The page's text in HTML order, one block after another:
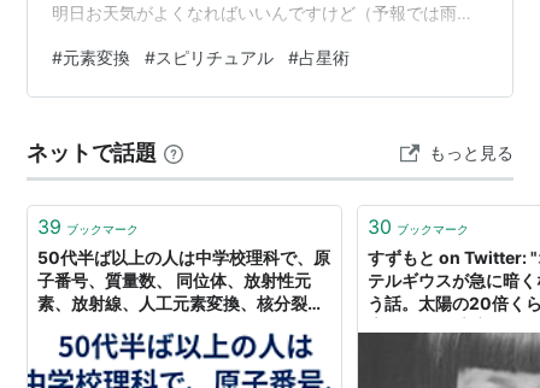
明日お天気がよくなればいいんですけど（予報では雨
では、無理にAIを追いかけなくて大丈夫と書きましたけ
ど、私自身はいろいろAIとか技術のニュースなんか探し
です。 なので私のブログを見られて、もしかして心配に
なったりする人も居るかもと思って、無理に追いかけな
くても大丈夫と書いたんですね。今も私はア…
#元素変換 #スピリチュアル #占星術
ネットで話題 もっと見る
39 ブックマーク
50代半ば以上の人は中学校理科で、原
子番号、質量数、 同位体、放射性元
素、放射線、人工元素変換、核分裂を
検’s blog
30 ブックマーク
すずもと on Twitter:
テルギウスが急に暗
う話。太陽の20倍く
なるあたりで赤色巨
ネオンが1000年、